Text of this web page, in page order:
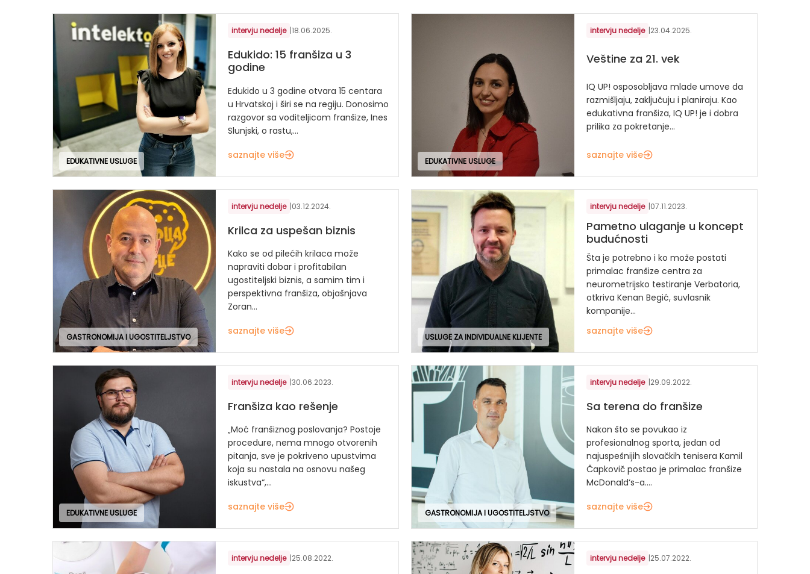
EDUKATIVNE USLUGE
intervju nedelje |18.06.2025.
Edukido: 15 franšiza u 3
godine
Edukido u 3 godine otvara 15 centara
u Hrvatskoj i širi se na regiju. Donosimo
razgovor sa voditeljicom franšize, Ines
Slunjski, o rastu,...
saznajte više
EDUKATIVNE USLUGE
intervju nedelje |23.04.2025.
Veštine za 21. vek
IQ UP! osposobljava mlade umove da
razmišljaju, zaključuju i planiraju. Kao
edukativna franšiza, IQ UP! je i dobra
prilika za pokretanje...
saznajte više
GASTRONOMIJA I UGOSTITELJSTVO
intervju nedelje |03.12.2024.
Krilca za uspešan biznis
Kako se od pilećih krilaca može
napraviti dobar i profitabilan
ugostiteljski biznis, a samim tim i
perspektivna franšiza, objašnjava
Zoran...
saznajte više
USLUGE ZA INDIVIDUALNE KLIJENTE
intervju nedelje |07.11.2023.
Pametno ulaganje u koncept
budućnosti
Šta je potrebno i ko može postati
primalac franšize centra za
neurometrijsko testiranje Verbatoria,
otkriva Kenan Begić, suvlasnik
kompanije...
saznajte više
EDUKATIVNE USLUGE
intervju nedelje |30.06.2023.
Franšiza kao rešenje
„Moć franšiznog poslovanja? Postoje
procedure, nema mnogo otvorenih
pitanja, sve je pokriveno upustvima
koja su nastala na osnovu našeg
iskustva“,...
saznajte više
GASTRONOMIJA I UGOSTITELJSTVO
intervju nedelje |29.09.2022.
Sa terena do franšize
Nakon što se povukao iz
profesionalnog sporta, jedan od
najuspešnijih slovačkih tenisera Kamil
Čapkovič postao je primalac franšize
McDonald‘s-a....
saznajte više
intervju nedelje |25.08.2022. intervju nedelje |25.07.2022.